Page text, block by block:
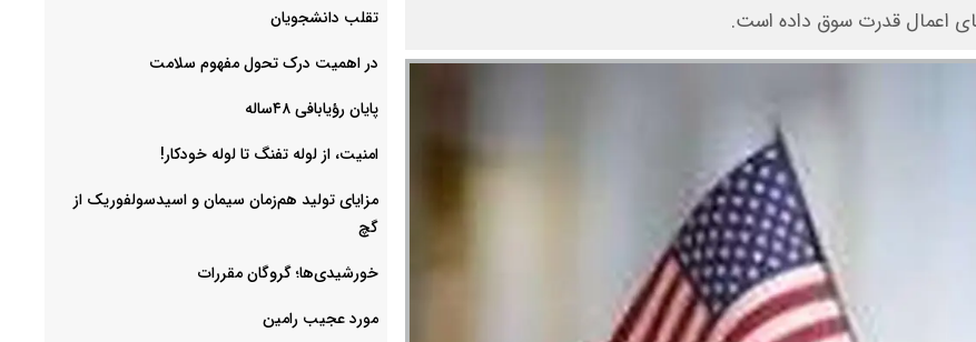
اعمال قدرت سوق داده است.
‌تقلب دانشجویان
در اهمیت درک تحول مفهوم سلامت
پایان رؤیابافی ۴۸ساله
امنیت، از لوله تفنگ تا ‌لوله خودکار!
مزایای تولید هم‌زمان سیمان و اسیدسولفوریک از
گچ
خورشیدی‌ها؛ گروگان مقررات
مورد عجیب رامین